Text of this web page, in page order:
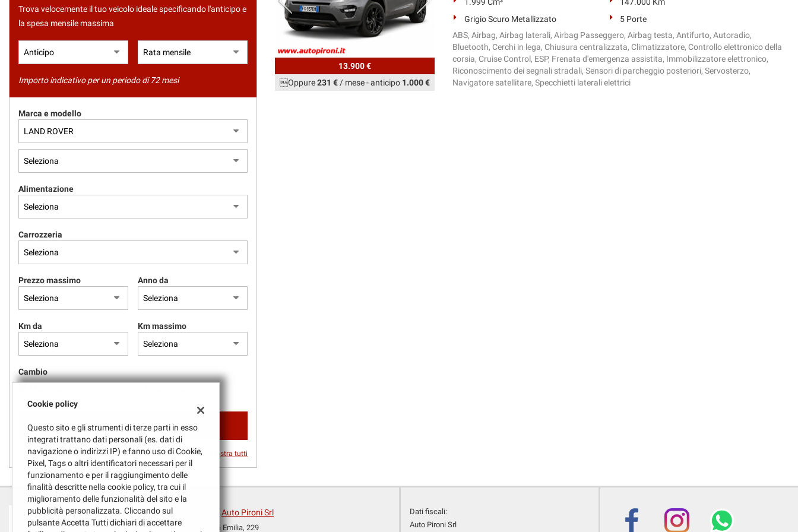
Trova velocemente il tuo veicolo ideale specificando l'anticipo e
la spesa mensile massima
Importo indicativo per un periodo di 72 mesi
Marca e modello
Alimentazione
Carrozzeria
Prezzo massimo Anno da
Km da Km massimo
Cambio
1 VEICOLO DISPONIBILE
Mostra tutti
13.900 €
Oppure231 €/ mese-anticipo 1.000 €
Grigio Scuro Metallizzato
5 Porte
ABS, Airbag, Airbag laterali, Airbag Passeggero, Airbag testa, Antifurto, Autoradio,
Bluetooth, Cerchi in lega, Chiusura centralizzata, Climatizzatore, Controllo elettronico della
corsia, Cruise Control, ESP, Frenata d'emergenza assistita, Immobilizzatore elettronico,
Riconoscimento dei segnali stradali, Sensori di parcheggio posteriori, Servosterzo,
Navigatore satellitare, Specchietti laterali elettrici
Auto Pironi Srl
Via Emilia, 229
Dati fiscali:
Auto Pironi Srl
Cookie policy
Questo sito e gli strumenti di terze parti in esso
integrati trattano dati personali (es. dati di
navigazione o indirizzi IP) e fanno uso di Cookie,
Pixel, Tags o altri identificatori necessari per il
funzionamento e per il raggiungimento delle
finalità descritte nella cookie policy, tra cui il
miglioramento delle funzionalità del sito e la
pubblicità personalizzata. Cliccando sul
pulsante Accetta Tutti dichiari di accettare
tracciamento
adottiamo
per
offrire
le
funzionalità
svolgere
le
attività
descritte.
Per
maggiori
informazioni
sull'utilità
sul
funzionamento
di
questi
strumenti
tracciamento
si
alla
policy.
Puoi
scelte
qualsiasi
momento.